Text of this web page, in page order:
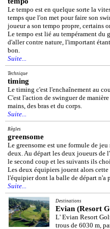
Le tempo est en quelque sorte la
temps que l'on met pour faire son
joueur a son tempo propre, certains
Le tempo est lié au tempérament du
d'aller contre nature, l'important
bon.
Suite...
Technique
timing
Le timing c'est l'enchaînement au
C'est l'action de swinguer de
mains, des bras et du corps.
Suite...
Règles
greensome
Le greensome est une formule de
deux. Au départ les deux joueurs
le second coup et les suivants ils
Les deux équipiers jouent alors
l'équipier dont la balle de départ n'a
Suite...
Destinations
Evian (Resort
L' Evian Resort
trous de 6030 m,